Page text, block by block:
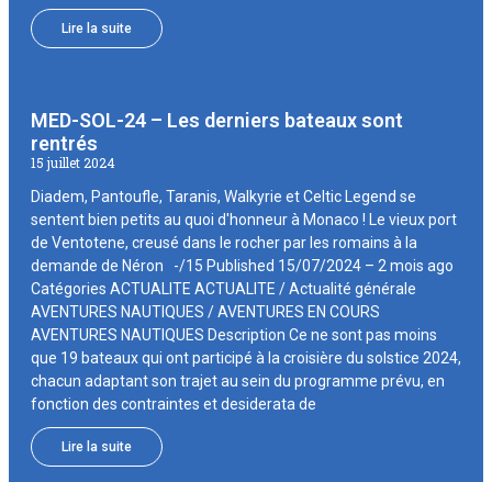
Lire la suite
MED-SOL-24 – Les derniers bateaux sont
rentrés
15 juillet 2024
Diadem, Pantoufle, Taranis, Walkyrie et Celtic Legend se
sentent bien petits au quoi d'honneur à Monaco ! Le vieux port
de Ventotene, creusé dans le rocher par les romains à la
demande de Néron -/15 Published 15/07/2024 – 2 mois ago
Catégories ACTUALITE ACTUALITE / Actualité générale
AVENTURES NAUTIQUES / AVENTURES EN COURS
AVENTURES NAUTIQUES Description Ce ne sont pas moins
que 19 bateaux qui ont participé à la croisière du solstice 2024,
chacun adaptant son trajet au sein du programme prévu, en
fonction des contraintes et desiderata de
Lire la suite